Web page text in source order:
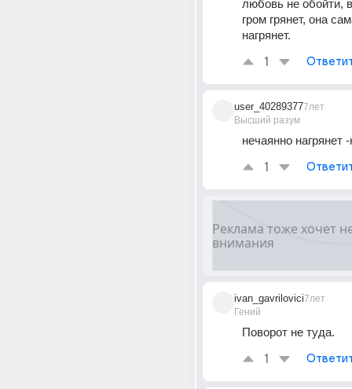
любовь не обойти,
гром грянет, она
нагрянет.
1
user_40289377
Высший разум
7лет
нечаянно нагрянет
1
ivan_gavrilovici
Гений
7лет
Поворот не туда.
1